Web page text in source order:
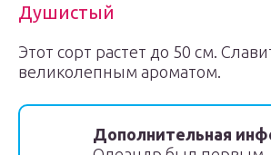
Душистый
Этот сорт растет до 50 см.
великолепным ароматом.
Дополнительная